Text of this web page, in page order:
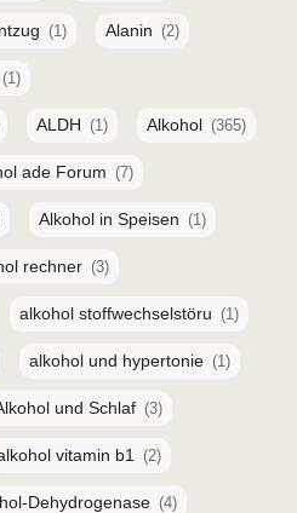
(1) Alanin (2)
(1)
ALDH (1) Alkohol (365)
ade Forum (7)
Alkohol in Speisen (1)
rechner (3)
alkohol stoffwechselstöru (1)
alkohol und hypertonie (1)
und Schlaf (3)
vitamin b1 (2)
Dehydrogenase (4)